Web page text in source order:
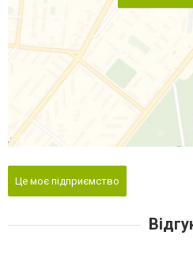
Це моє підприємство